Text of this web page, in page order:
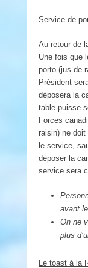
Service de
Au retour de
Une fois que
porto (jus de
Président
déposera la
table puisse
Forces
raisin) ne
le service,
déposer la
service sera
avant
On ne
plus d
Le toast à la